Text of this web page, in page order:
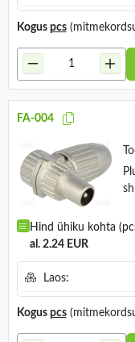
Kogus pcs
FA-004
Hind ühiku kohta
al. 2.24 EUR
Laos:
Kogus pcs